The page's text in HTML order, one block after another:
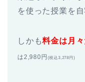
を使った授業を
しかも料金は月
は2,980円 (税込3,278円)